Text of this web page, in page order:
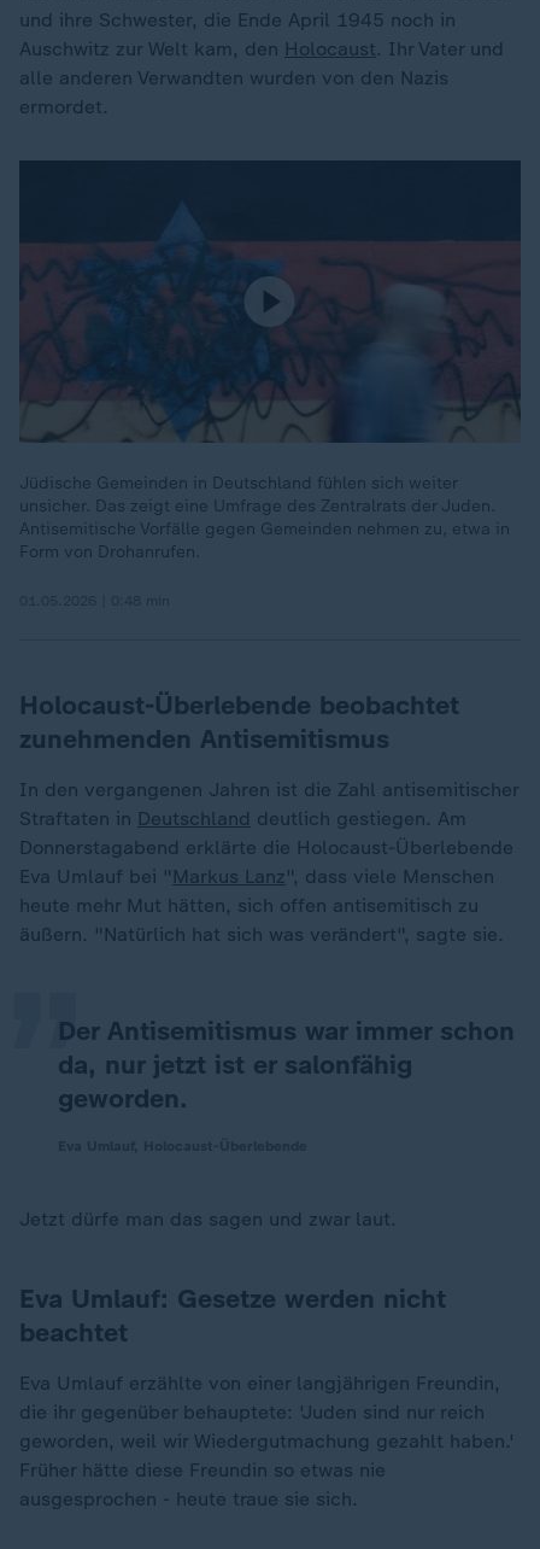
und ihre Schwester, die Ende April 1945 noch in
Auschwitz zur Welt kam, den Holocaust. Ihr Vater und
alle anderen Verwandten wurden von den Nazis
ermordet.
Jüdische Gemeinden in Deutschland fühlen sich weiter
unsicher. Das zeigt eine Umfrage des Zentralrats der Juden.
Antisemitische Vorfälle gegen Gemeinden nehmen zu, etwa in
Form von Drohanrufen.
Holocaust-Überlebende beobachtet
zunehmenden Antisemitismus
In den vergangenen Jahren ist die Zahl antisemitischer
Straftaten in Deutschland deutlich gestiegen. Am
Donnerstagabend erklärte die Holocaust-Überlebende
Eva Umlauf bei " Markus Lanz", dass viele Menschen
heute mehr Mut hätten, sich offen antisemitisch zu
äußern. "Natürlich hat sich was verändert", sagte sie.
Der Antisemitismus war immer schon
da, nur jetzt ist er salonfähig
geworden.
„
Jetzt dürfe man das sagen und zwar laut.
Eva Umlauf: Gesetze werden nicht
beachtet
Eva Umlauf erzählte von einer langjährigen Freundin,
die ihr gegenüber behauptete: 'Juden sind nur reich
geworden, weil wir Wiedergutmachung gezahlt haben.'
Früher hätte diese Freundin so etwas nie
ausgesprochen - heute traue sie sich.